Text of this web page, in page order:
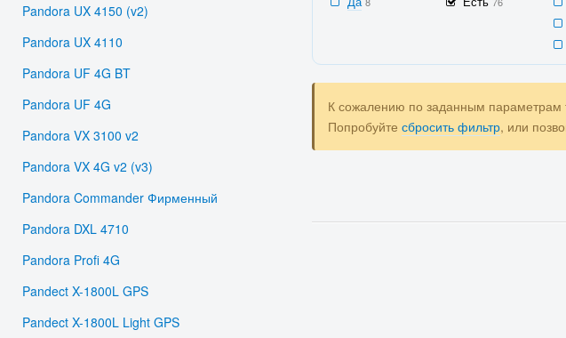
К сожалению по заданным параметрам
Попробуйте сбросить фильтр, или
Pandora UX 4150 (v2)
Pandora UX 4110
Pandora UF 4G BT
Pandora UF 4G
Pandora VX 3100 v2
Pandora VX 4G v2 (v3)
Pandora Commander Фирменный
Pandora DXL 4710
Pandora Profi 4G
Pandect X-1800L GPS
Pandect X-1800L Light GPS